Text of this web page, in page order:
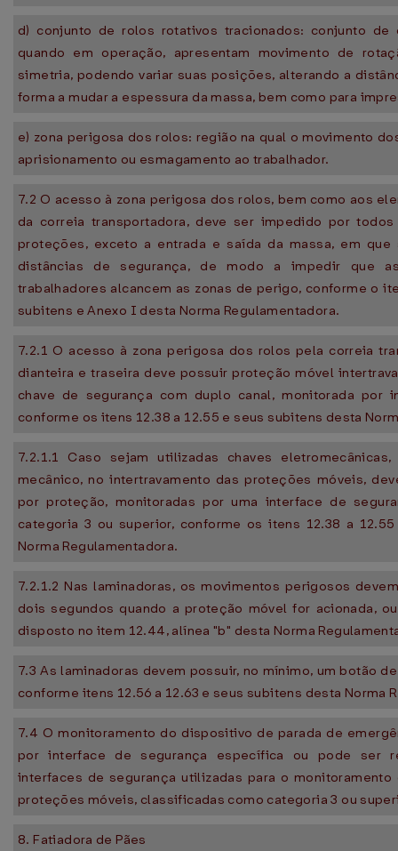
d) conjunto de rolos rotativos tracionados: conjunto de
quando em operação, apresentam movimento de
simetria, podendo variar suas posições, alterando a
forma a mudar a espessura da massa, bem como para
e) zona perigosa dos rolos: região na qual o movimento
aprisionamento ou esmagamento ao trabalhador.
7.2 O acesso à zona perigosa dos rolos, bem como aos
da correia transportadora, deve ser impedido por
proteções, exceto a entrada e saída da massa, em
distâncias de segurança, de modo a impedir que
trabalhadores alcancem as zonas de perigo, conforme o
subitens e Anexo I desta Norma Regulamentadora.
7.2.1 O acesso à zona perigosa dos rolos pela correia
dianteira e traseira deve possuir proteção móvel
chave de segurança com duplo canal, monitorada por
conforme os itens 12.38 a 12.55 e seus subitens desta
7.2.1.1 Caso sejam utilizadas chaves
mecânico, no intertravamento das proteções móveis,
por proteção, monitoradas por uma interface de
categoria 3 ou superior, conforme os itens 12.38 a
Norma Regulamentadora.
7.2.1.2 Nas laminadoras, os movimentos perigosos
dois segundos quando a proteção móvel for acionada,
disposto no item 12.44, alínea "b" desta Norma
7.3 As laminadoras devem possuir, no mínimo, um botão
conforme itens 12.56 a 12.63 e seus subitens desta Norma
7.4 O monitoramento do dispositivo de parada de
por interface de segurança específica ou pode ser
interfaces de segurança utilizadas para o
proteções móveis, classificadas como categoria 3 ou
8. Fatiadora de Pães